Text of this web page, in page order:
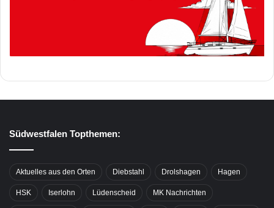
Südwestfalen Topthemen:
Aktuelles aus den Orten Diebstahl Drolshagen Hagen
HSK Iserlohn Lüdenscheid MK Nachrichten